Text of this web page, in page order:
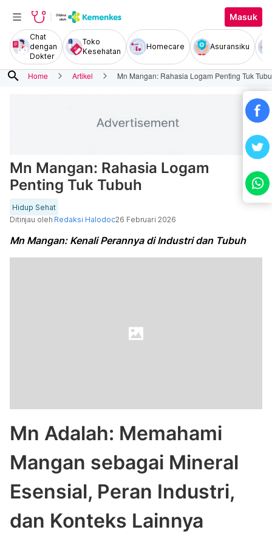
Masuk
Chat
dengan
Dokter
Toko
Kesehatan
Homecare Asuransiku
search Home Artikel Mn Mangan: Rahasia Logam Penting Tuk
Mn Mangan: Rahasia Logam
Penting Tuk Tubuh
Hidup Sehat
Ditinjau oleh Redaksi Halodoc26 Februari 2026
Mn Mangan: Kenali Perannya di Industri dan Tubuh
Mn Adalah: Memahami
Mangan sebagai Mineral
Esensial, Peran Industri,
dan Konteks Lainnya